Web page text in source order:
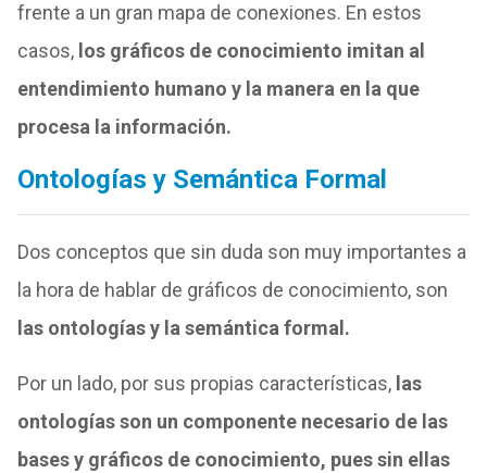
frente a un gran mapa de conexiones. En estos
casos, los gráficos de conocimiento imitan al
entendimiento humano y la manera en la que
procesa la información.
Ontologías y Semántica Formal
Dos conceptos que sin duda son muy importantes a
la hora de hablar de gráficos de conocimiento, son
las ontologías y la semántica formal.
Por un lado, por sus propias características, las
ontologías son un componente necesario de las
bases y gráficos de conocimiento, pues sin ellas